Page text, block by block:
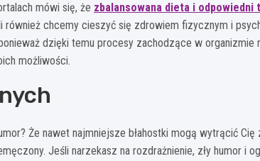
mówi się, że zbalansowana dieta i odpowiedni
również chcemy cieszyć się zdrowiem fizycznym i
dzięki temu procesy zachodzące w organizmie
możliwości.
Że nawet najmniejsze błahostki mogą wytrącić Cię
Jeśli narzekasz na rozdrażnienie, zły humor i